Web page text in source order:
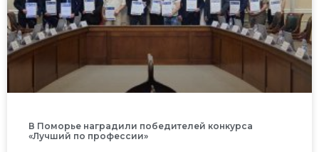
В Поморье наградили победителей конкурса
«Лучший по профессии»